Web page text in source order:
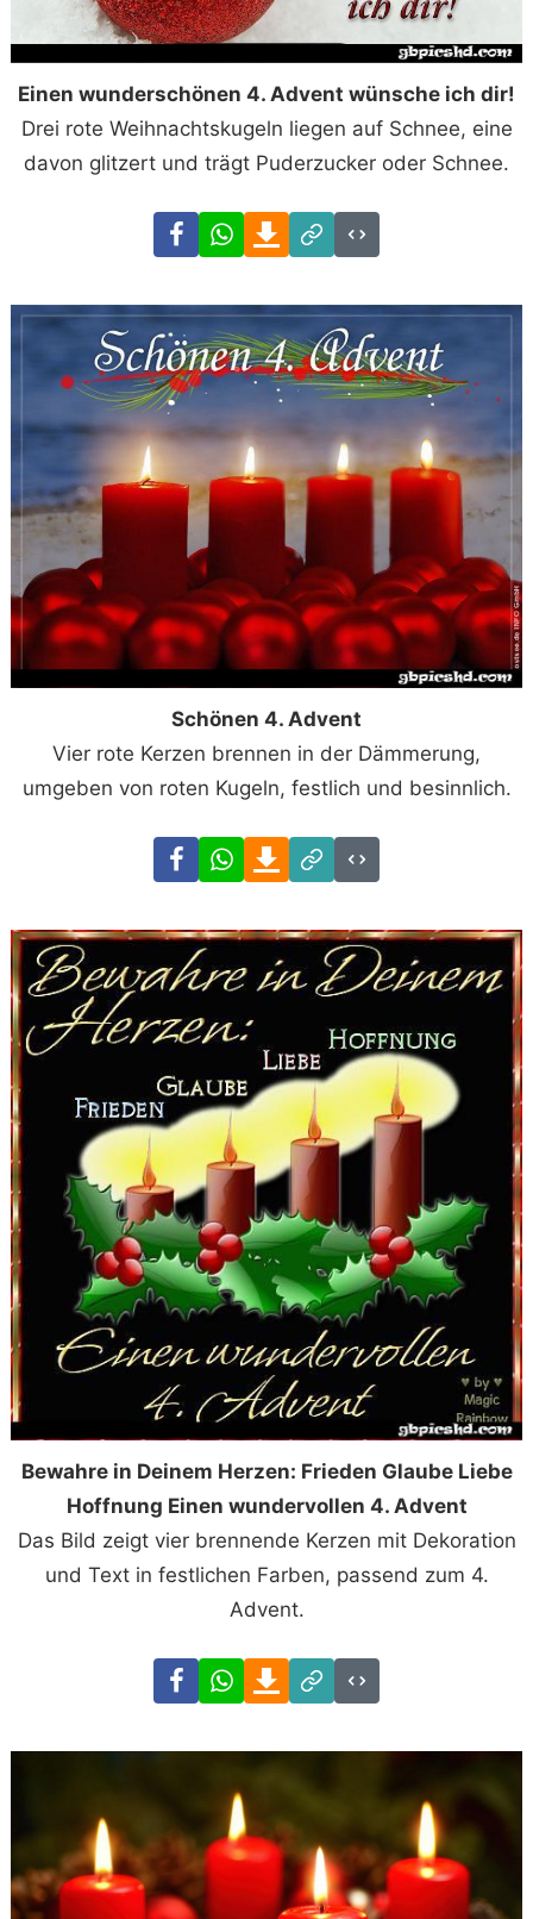
Einen wunderschönen 4. Advent wünsche ich dir!
Drei rote Weihnachtskugeln liegen auf Schnee, eine
davon glitzert und trägt Puderzucker oder Schnee.
FacebookWhatsAppDownload
Link
Code
Schönen 4. Advent
Vier rote Kerzen brennen in der Dämmerung,
umgeben von roten Kugeln, festlich und besinnlich.
FacebookWhatsAppDownload
Link
Code
Bewahre in Deinem Herzen: Frieden Glaube Liebe
Hoffnung Einen wundervollen 4. Advent
Das Bild zeigt vier brennende Kerzen mit Dekoration
und Text in festlichen Farben, passend zum 4.
Advent.
FacebookWhatsAppDownload
Link
Code